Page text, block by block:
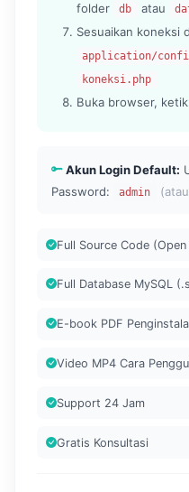
folder
db atau
Sesuaikan koneksi
application/
koneksi.php
Buka browser, ketik
Akun Login Default:
Password:
admin
Full Source Code (Open
Full Database MySQL
E-book PDF
Video MP4 Cara
Support 24 Jam
Gratis Konsultasi